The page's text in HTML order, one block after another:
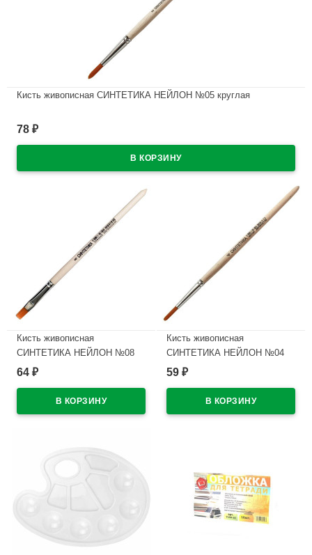
Кисть живописная СИНТЕТИКА НЕЙЛОН №05 круглая
78 ₽
Кисть живописная
СИНТЕТИКА НЕЙЛОН №08
плоская
64 ₽
Кисть живописная
СИНТЕТИКА НЕЙЛОН №04
круглая
59 ₽